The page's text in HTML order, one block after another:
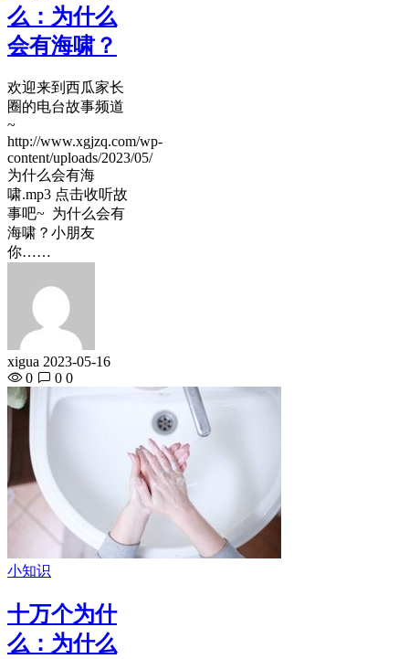
么：为什么
会有海啸？
欢迎来到西瓜家长
圈的电台故事频道
~
http://www.xgjzq.com/wp-
content/uploads/2023/05/
为什么会有海
啸.mp3 点击收听故
事吧~ 为什么会有
海啸？小朋友
你……
xigua 2023-05-16
0
0 0
小知识
十万个为什
么：为什么